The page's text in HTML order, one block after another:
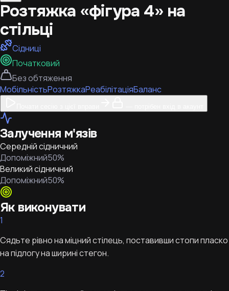
Розтяжка «фігура 4» на
стільці
Сідниці
Початковий
Без обтяження
МобільністьРозтяжкаРеабілітаціяБаланс
Залучення м'язів
Середній сідничний
Допоміжний50%
Великий сідничний
Допоміжний50%
Як виконувати
1
Сядьте рівно на міцний стілець, поставивши стопи пласко
на підлогу на ширині стегон.
2